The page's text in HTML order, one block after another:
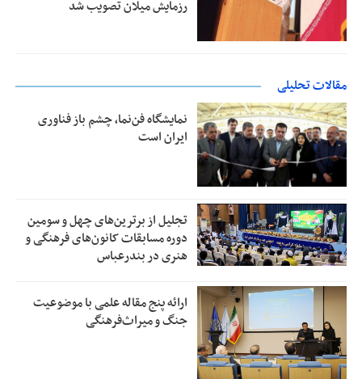
رزمایش میلان تصویب شد
مقالات تحلیلی
نمایشگاه فن‌نما، چشم باز فناوری
ایران است
تجلیل از بر‌ترین‌های چهل و سومین
دوره مسابقات کانون‌های فرهنگی و
هنری در بندرعباس
ارائه پنج مقاله علمی با موضوعیت
جنگ و میراث‌فرهنگی